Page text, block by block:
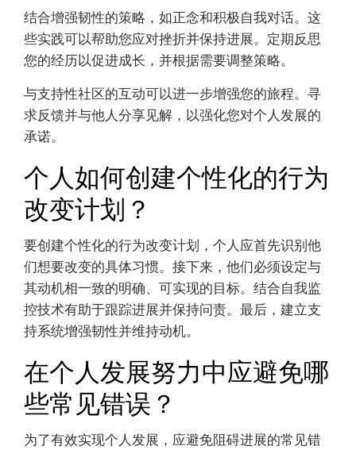
结合增强韧性的策略，如正念和积极自我对话。这
些实践可以帮助您应对挫折并保持进展。定期反思
您的经历以促进成长，并根据需要调整策略。
与支持性社区的互动可以进一步增强您的旅程。寻
求反馈并与他人分享见解，以强化您对个人发展的
承诺。
个人如何创建个性化的行为
改变计划？
要创建个性化的行为改变计划，个人应首先识别他
们想要改变的具体习惯。接下来，他们必须设定与
其动机相一致的明确、可实现的目标。结合自我监
控技术有助于跟踪进展并保持问责。最后，建立支
持系统增强韧性并维持动机。
在个人发展努力中应避免哪
些常见错误？
为了有效实现个人发展，应避免阻碍进展的常见错